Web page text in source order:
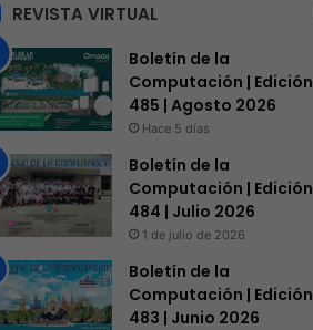
REVISTA VIRTUAL
Boletín de la
Computación | Edición
485 | Agosto 2026
Hace 5 días
Boletín de la
Computación | Edición
484 | Julio 2026
1 de julio de 2026
Boletín de la
Computación | Edición
483 | Junio 2026